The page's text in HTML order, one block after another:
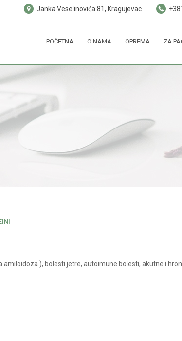
Janka Veselinovića 81, Kragujevac
POČETNA O NAMA OPREMA ZA
), bolesti jetre, autoimune bolesti, akutne i